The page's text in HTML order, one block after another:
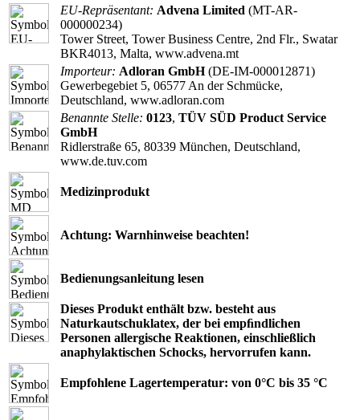
EU-Repräsentant: Advena Limited (MT-AR-
000000234)
Tower Street, Tower Business Centre, 2nd Flr., Swatar
BKR4013, Malta, www.advena.mt
Importeur: Adloran GmbH(DE-IM-000012871)
Gewerbegebiet 5, 06577 An der Schmücke,
Deutschland, www.adloran.com
Benannte Stelle: 0123, TÜV SÜD Product Service
GmbH
Ridlerstraße 65, 80339 München, Deutschland,
www.de.tuv.com
Medizinprodukt
Achtung: Warnhinweise beachten!
Bedienungsanleitung lesen
Dieses Produkt enthält bzw. besteht aus
Naturkautschuklatex, der bei empﬁndlichen
Personen allergische Reaktionen, einschließlich
anaphylaktischen Schocks, hervorrufen kann.
Empfohlene Lagertemperatur: von 0°C bis 35 °C